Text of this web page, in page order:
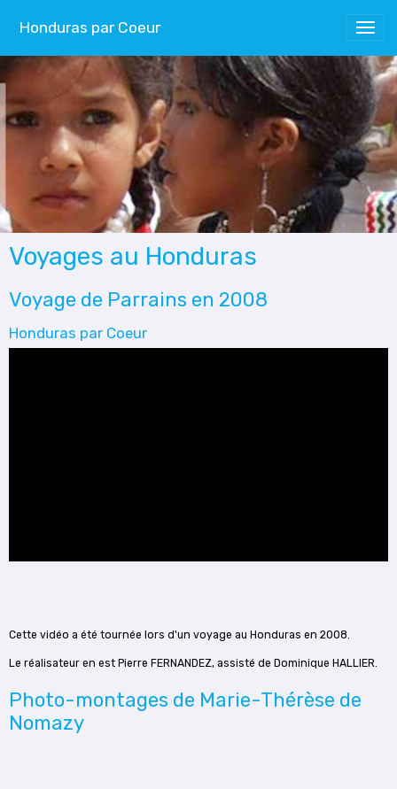
Honduras par Coeur
Voyages au Honduras
Voyage de Parrains en 2008
Honduras par Coeur
Cette vidéo a été tournée lors d'un voyage au Honduras en 2008.
Le réalisateur en est Pierre FERNANDEZ, assisté de Dominique HALLIER.
Photo-montages de Marie-Thérèse de
Nomazy